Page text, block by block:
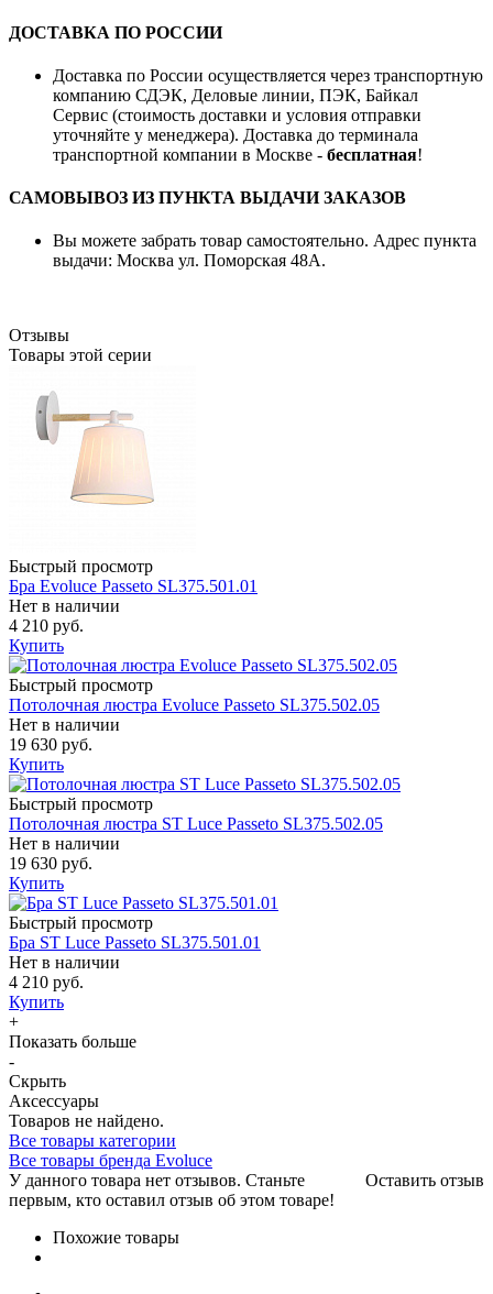
ДОСТАВКА ПО РОССИИ
Доставка по России осуществляется через транспортную
компанию СДЭК, Деловые линии, ПЭК, Байкал
Сервис (стоимость доставки и условия отправки
уточняйте у менеджера). Доставка до терминала
транспортной компании в Москве - бесплатная!
САМОВЫВОЗ ИЗ ПУНКТА ВЫДАЧИ ЗАКАЗОВ
Вы можете забрать товар самостоятельно. Адрес пункта
выдачи: Москва ул. Поморская 48А.
Отзывы
Товары этой серии
Быстрый просмотр
Бра Evoluce Passeto SL375.501.01
Нет в наличии
4 210 руб.
Купить
Быстрый просмотр
Потолочная люстра Evoluce Passeto SL375.502.05
Нет в наличии
19 630 руб.
Купить
Быстрый просмотр
Потолочная люстра ST Luce Passeto SL375.502.05
Нет в наличии
19 630 руб.
Купить
Быстрый просмотр
Бра ST Luce Passeto SL375.501.01
Нет в наличии
4 210 руб.
Купить
+
Показать больше
-
Скрыть
Аксессуары
Товаров не найдено.
Все товары категории
Все товары бренда Evoluce
Оставить отзыв
У данного товара нет отзывов. Станьте
первым, кто оставил отзыв об этом товаре!
Похожие товары